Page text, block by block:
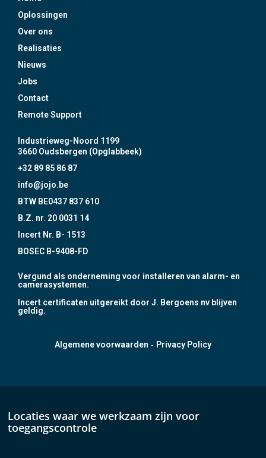
Oplossingen
Over ons
Realisaties
Nieuws
Jobs
Contact
Remote Support
Industrieweg-Noord 1199
3660 Oudsbergen (Opglabbeek)
+32 89 85 86 87
info@jojo.be
BTW BE0437 837 610
B.Z. nr. 20 0031 14
Incert Nr. B- 1513
BOSEC B-9408-FD
Vergund als onderneming voor installeren van alarm- en
camerasystemen.
Incert certificaten uitgereikt door J. Bergoens nv blijven
geldig.
Algemene voorwaarden - Privacy Policy
Locaties waar we werkzaam zijn voor
toegangscontrole